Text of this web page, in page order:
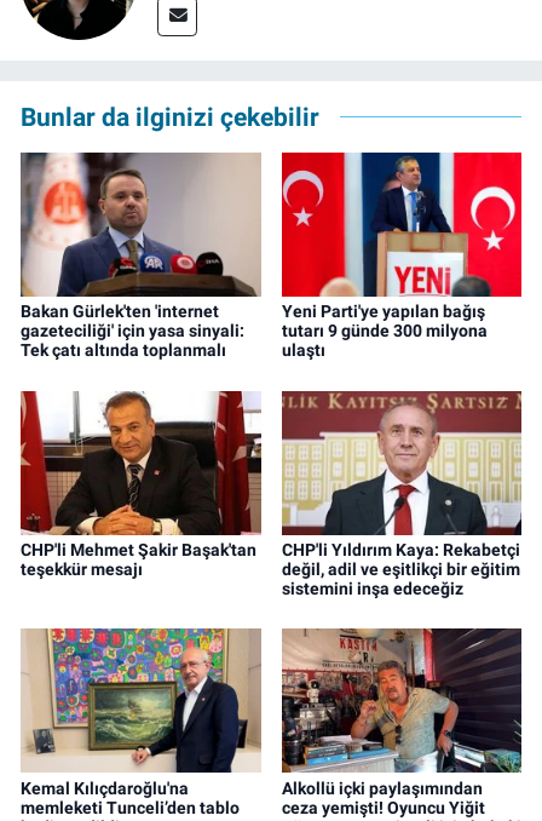
Bunlar da ilginizi çekebilir
Bakan Gürlek'ten 'internet
gazeteciliği' için yasa sinyali:
Tek çatı altında toplanmalı
Yeni Parti'ye yapılan bağış
tutarı 9 günde 300 milyona
ulaştı
CHP'li Mehmet Şakir Başak'tan
teşekkür mesajı
CHP'li Yıldırım Kaya: Rekabetçi
değil, adil ve eşitlikçi bir eğitim
sistemini inşa edeceğiz
Kemal Kılıçdaroğlu'na
memleketi Tunceli’den tablo
Alkollü içki paylaşımından
ceza yemişti! Oyuncu Yiğit